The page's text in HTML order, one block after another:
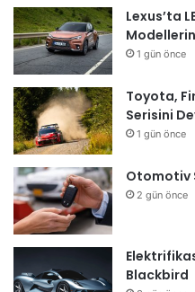
Lexus’ta
1 gün önce
Toyota,
Serisini
1 gün önce
Otomotiv
2 gün önce
Blackbird